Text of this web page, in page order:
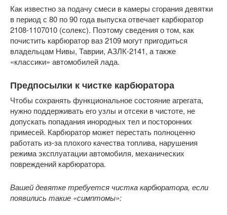
Как известно за подачу смеси в камеры сгорания девятки
в период с 80 по 90 года выпуска отвечает карбюратор
2108-1107010 (солекс). Поэтому сведения о том, как
почистить карбюратор ваз 2109 могут пригодиться
владельцам Нивы, Таврии, АЗЛК-2141, а также
«классики» автомобилей лада.
Предпосылки к чистке карбюратора
Чтобы сохранять функциональное состояние агрегата,
нужно поддерживать его узлы и отсеки в чистоте, не
допускать попадания инородных тел и посторонних
примесей. Карбюратор может перестать полноценно
работать из-за плохого качества топлива, нарушения
режима эксплуатации автомобиля, механических
повреждений карбюратора.
Вашей девятке требуется чистка карбюратора, если
появились такие «симптомы»: